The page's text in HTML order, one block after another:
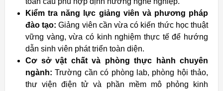
Kiểm tra năng lực giảng viên và phương pháp
đào tạo: Giảng viên cần vừa có kiến thức học thuật
vững vàng, vừa có kinh nghiệm thực tế để hướng
dẫn sinh viên phát triển toàn diện.
Cơ sở vật chất và phòng thực hành chuyên
ngành: Trường cần có phòng lab, phòng hội thảo,
thư viện điện tử và phần mềm mô phỏng kinh